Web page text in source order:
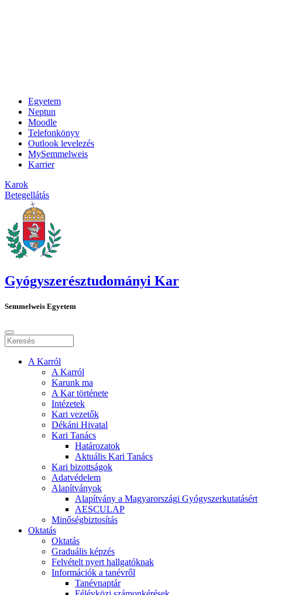
Egyetem
Neptun
Moodle
Telefonkönyv
Outlook levelezés
MySemmelweis
Karrier
Karok
Betegellátás
Gyógyszerésztudományi Kar
Semmelweis Egyetem
A Karról
A Karról
Karunk ma
A Kar története
Intézetek
Kari vezetők
Dékáni Hivatal
Kari Tanács
Határozatok
Aktuális Kari Tanács
Kari bizottságok
Adatvédelem
Alapítványok
Alapítvány a Magyarországi Gyógyszerkutatásért
AESCULAP
Minőségbiztosítás
Oktatás
Oktatás
Graduális képzés
Felvételt nyert hallgatóknak
Információk a tanévről
Tanévnaptár